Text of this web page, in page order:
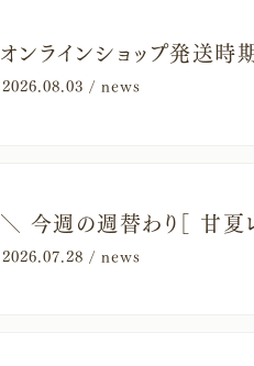
オンラインショップ発送
2026.08.03 / news
＼ 今週の週替わり［ 甘夏
2026.07.28 / news